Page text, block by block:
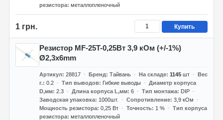
резистора металлопленочный
1 грн. Купить
Резистор MF-25T-0,25Вт 3,9 кОм (+/-1%)
Ø2,3x6mm
Артикул 28817 Бренд Тайвань На складе 1145шт
Вес
г. 0.2 Тип выводов Гибкие выводы
Диаметр корпуса
D,мм 2.3 Длина корпуса L,мм 6 Тип монтажа
DIP
Заводская упаковка
1000шт. Сопротивление 3,9 кОм
Мощность резистора 0,25 Вт Точность 1 %
Тип корпуса
резистора металлопленочный